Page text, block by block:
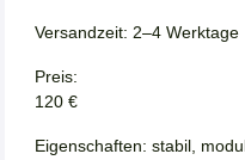
Versandzeit: 2–4 Werktage
Preis:
120 €
Eigenschaften: stabil,